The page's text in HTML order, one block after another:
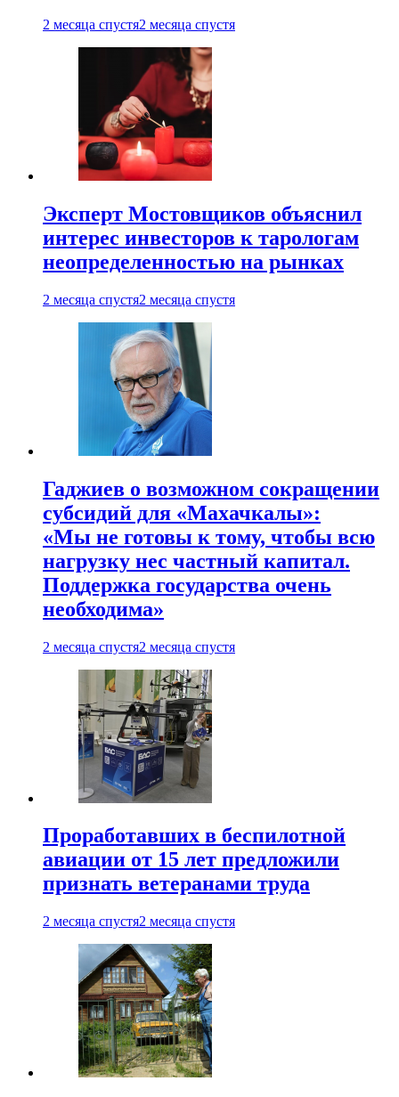
2 месяца спустя2 месяца спустя
Эксперт Мостовщиков объяснил
интерес инвесторов к тарологам
неопределенностью на рынках
2 месяца спустя2 месяца спустя
Гаджиев о возможном сокращении
субсидий для «Махачкалы»:
«Мы не готовы к тому, чтобы всю
нагрузку нес частный капитал.
Поддержка государства очень
необходима»
2 месяца спустя2 месяца спустя
Проработавших в беспилотной
авиации от 15 лет предложили
признать ветеранами труда
2 месяца спустя2 месяца спустя